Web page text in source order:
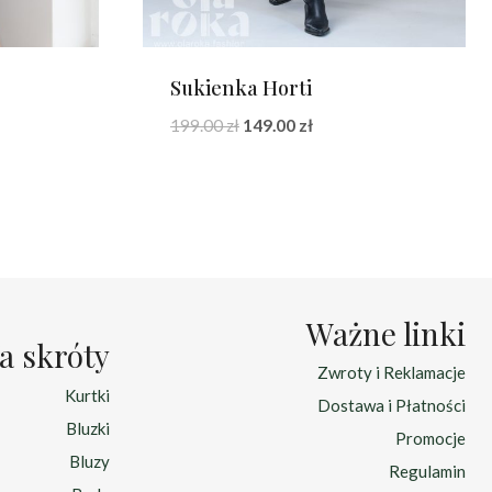
Sukienka Horti
199.00zł Pierwotna
149.00 złAktualna
skróty
Kurtki
Bluzki
Bluzy
Ważne linki
Zwroty i Reklamacje
Dostawa i Płatności
Promocje
Regulamin